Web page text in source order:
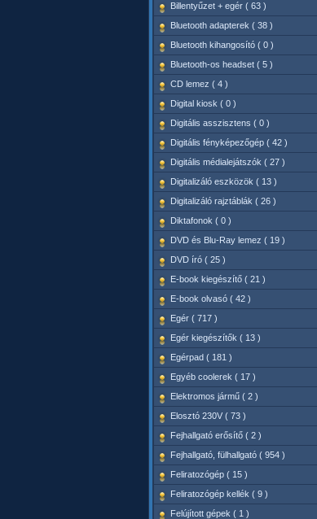
Billentyűzet + egér ( 63 )
Bluetooth adapterek ( 38 )
Bluetooth kihangosító ( 0 )
Bluetooth-os headset ( 5 )
CD lemez ( 4 )
Digital kiosk ( 0 )
Digitális asszisztens ( 0 )
Digitális fényképezőgép ( 42 )
Digitális médialejátszók ( 27 )
Digitalizáló eszközök ( 13 )
Digitalizáló rajztáblák ( 26 )
Diktafonok ( 0 )
DVD és Blu-Ray lemez ( 19 )
DVD író ( 25 )
E-book kiegészítő ( 21 )
E-book olvasó ( 42 )
Egér ( 717 )
Egér kiegészítők ( 13 )
Egérpad ( 181 )
Egyéb coolerek ( 17 )
Elektromos jármű ( 2 )
Elosztó 230V ( 73 )
Fejhallgató erősítő ( 2 )
Fejhallgató, fülhallgató ( 954 )
Feliratozógép ( 15 )
Feliratozógép kellék ( 9 )
Felújított gépek ( 1 )